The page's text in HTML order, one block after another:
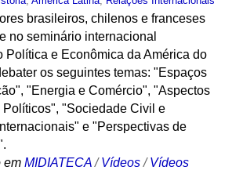
brasileiros, chilenos e franceses
no seminário internacional
Política e Econômica da América do
os seguintes temas: "Espaços
"Energia e Comércio", "Aspectos
Políticos", "Sociedade Civil e
e "Perspectivas de
em MIDIATECA /Vídeos /Vídeos